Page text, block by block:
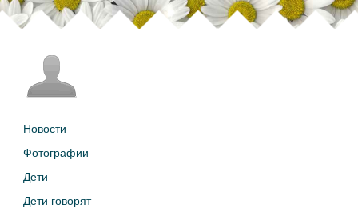
Новости
Фотографии
Дети
Дети говорят